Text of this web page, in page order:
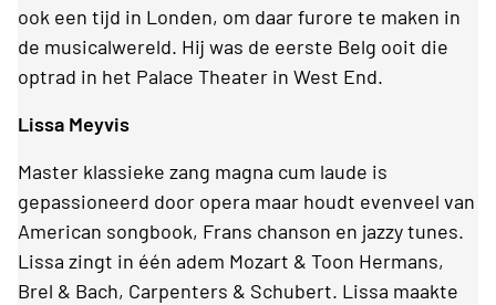
ook een tijd in Londen, om daar furore te maken in
de musicalwereld. Hij was de eerste Belg ooit die
optrad in het Palace Theater in West End.
Lissa Meyvis
Master klassieke zang magna cum laude is
gepassioneerd door opera maar houdt evenveel van
American songbook, Frans chanson en jazzy tunes.
Lissa zingt in één adem Mozart & Toon Hermans,
Brel & Bach, Carpenters & Schubert. Lissa maakte